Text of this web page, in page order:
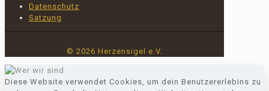
Datenschutz
Satzung
© 2026 Herzensigel e.V.
Diese Website verwendet Cookies, um dein Benutzererlebins zu